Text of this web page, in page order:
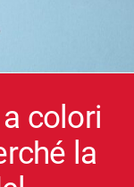
colori
la